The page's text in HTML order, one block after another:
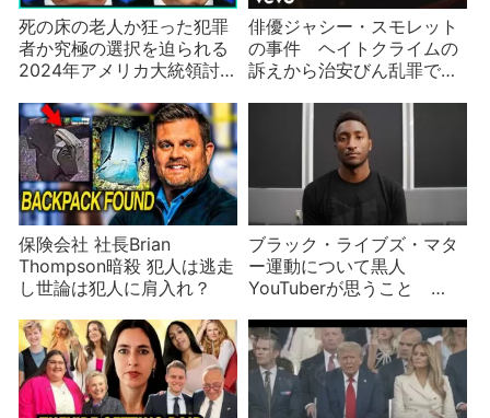
死の床の老人か狂った犯罪
者か究極の選択を迫られる
2024年アメリカ大統領討
俳優ジャシー・スモレット
の事件 ヘイトクライムの
訴えから治安びん乱罪で逮
保険会社 社長Brian
Thompson暗殺 犯人は逃走
し世論は犯人に肩入れ？
ブラック・ライブズ・マタ
ー運動について黒人
YouTuberが思うこと